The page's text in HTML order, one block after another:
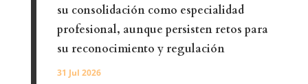
su consolidación como especialidad
profesional, aunque persisten retos para
su reconocimiento y regulación
31 Jul 2026